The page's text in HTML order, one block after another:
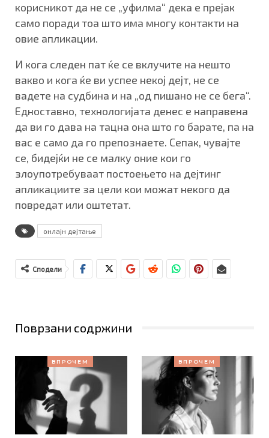
корисникот да не се „уфилма“ дека е прејак
само поради тоа што има многу контакти на
овие апликации.
И кога следен пат ќе се вклучите на нешто
вакво и кога ќе ви успее некој дејт, не се
вадете на судбина и на „од пишано не се бега“.
Едноставно, технологијата денес е направена
да ви го дава на тацна она што го барате, па на
вас е само да го препознаете. Сепак, чувајте
се, бидејќи не се малку оние кои го
злоупотребуваат постоењето на дејтинг
апликациите за цели кои можат некого да
повредат или оштетат.
онлајн дејтање
Сподели
Поврзани содржини
ВПРОЧЕМ ВПРОЧЕМ